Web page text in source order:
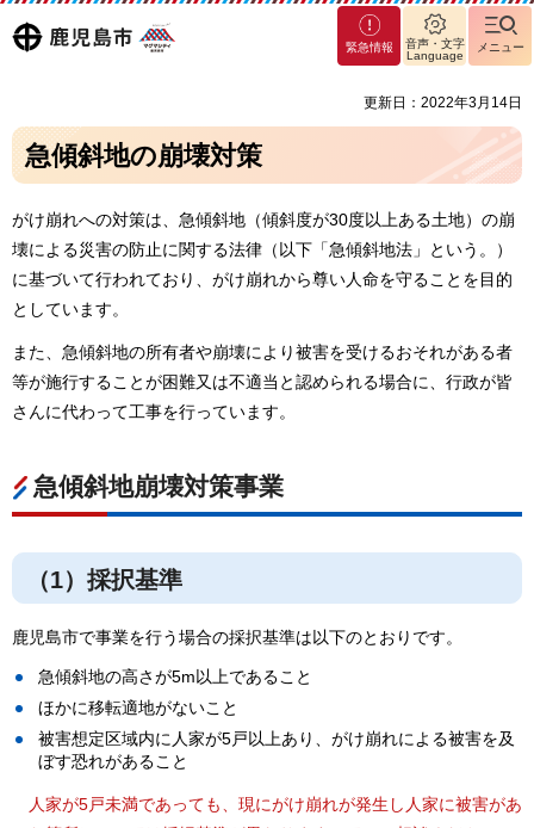
鹿児島
マグ
マシ
緊急情報
音声・文字
Language
メニュー
更新日：2022年3月14日
急傾斜地の崩壊対策
がけ崩れへの対策は、急傾斜地（傾斜度が30度以上ある土地）の崩
壊による災害の防止に関する法律（以下「急傾斜地法」という。）
に基づいて行われており、がけ崩れから尊い人命を守ることを目的
としています。
また、急傾斜地の所有者や崩壊により被害を受けるおそれがある者
等が施行することが困難又は不適当と認められる場合に、行政が皆
さんに代わって工事を行っています。
急傾斜地崩壊対策事業
（1）採択基準
鹿児島市で事業を行う場合の採択基準は以下のとおりです。
急傾斜地の高さが5m以上であること
ほかに移転適地がないこと
被害想定区域内に人家が5戸以上あり、がけ崩れによる被害を及
ぼす恐れがあること
人家が5戸未満であっても、現にがけ崩れが発生し人家に被害があ